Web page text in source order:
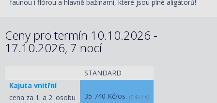
faunou i flórou a hlavně bažinami, které jsou plné aligátorů!
Ceny pro termín 10.10.2026 -
17.10.2026, 7 nocí
STANDARD
Kajuta vnitřní
cena za 1. a 2. osobu
35 740 Kč/os. (1 477 €)